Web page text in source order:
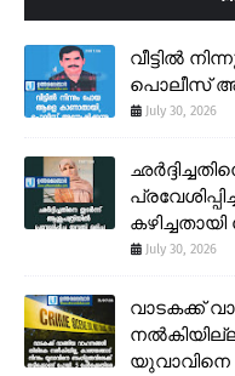
വീട്ടിൽ
പൊലീസ്
July 30, 2026
July 30, 2026
വാടകക്ക്
യുവാവിനെ